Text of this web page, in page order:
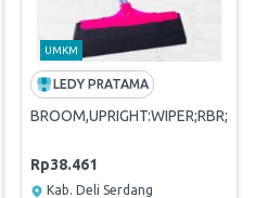
UMKM
LEDY PRATAMA
Rp38.461
Kab. Deli Serdang